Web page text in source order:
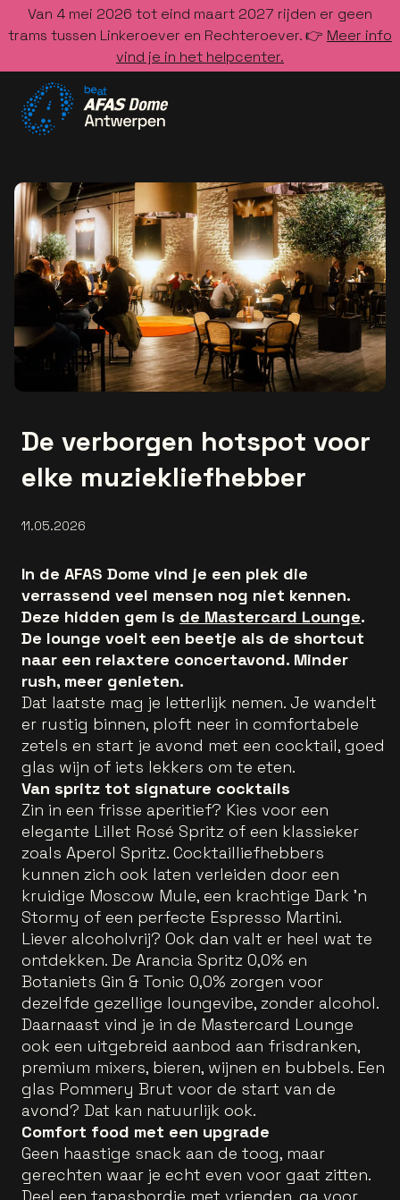
Van 4 mei 2026 tot eind maart 2027 rijden er geen
trams tussen Linkeroever en Rechteroever. 👉 Meer info
vind je in het helpcenter.
De verborgen hotspot voor
elke muziekliefhebber
11.05.2026
In de AFAS Dome vind je een plek die
verrassend veel mensen nog niet kennen.
Deze hidden gem is de Mastercard Lounge.
De lounge voelt een beetje als de shortcut
naar een relaxtere concertavond. Minder
rush, meer genieten.
Dat laatste mag je letterlijk nemen. Je wandelt
er rustig binnen, ploft neer in comfortabele
zetels en start je avond met een cocktail, goed
glas wijn of iets lekkers om te eten.
Van spritz tot signature cocktails
Zin in een frisse aperitief? Kies voor een
elegante Lillet Rosé Spritz of een klassieker
zoals Aperol Spritz. Cocktailliefhebbers
kunnen zich ook laten verleiden door een
kruidige Moscow Mule, een krachtige Dark ’n
Stormy of een perfecte Espresso Martini.
Liever alcoholvrij? Ook dan valt er heel wat te
ontdekken. De Arancia Spritz 0,0% en
Botaniets Gin & Tonic 0,0% zorgen voor
dezelfde gezellige loungevibe, zonder alcohol.
Daarnaast vind je in de Mastercard Lounge
ook een uitgebreid aanbod aan frisdranken,
premium mixers, bieren, wijnen en bubbels. Een
glas Pommery Brut voor de start van de
avond? Dat kan natuurlijk ook.
Comfort food met een upgrade
Geen haastige snack aan de toog, maar
gerechten waar je echt even voor gaat zitten.